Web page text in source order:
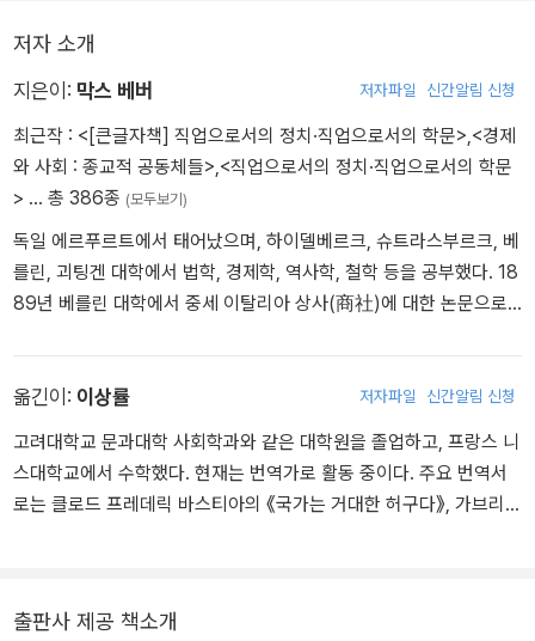
저자 소개
지은이: 막스 베버 저자파일 신간알림 신청
최근작 : <[큰글자책] 직업으로서의 정치·직업으로서의 학문>,<경제
와 사회 : 종교적 공동체들>,<직업으로서의 정치·직업으로서의 학문
> … 총 386종 (모두보기)
독일 에르푸르트에서 태어났으며, 하이델베르크, 슈트라스부르크, 베
를린, 괴팅겐 대학에서 법학, 경제학, 역사학, 철학 등을 공부했다. 18
89년 베를린 대학에서 중세 이탈리아 상사(商社)에 대한 논문으로
생의 지적 반려자인 마리안네 슈니트거와 결혼했다. 1894년에 프라
이부르크 대학의 경제학 및 재정학 정교수로 초빙되었다. 1897년에
는 하이델베르크 대학의 경제학 및 재정학 정교수로 초빙되었으나,
얼마 후 심한 정신적 질환을 앓게 되어 1903년 10월 대학에서 물러
나 명예교수가 되었다. 1904년 베르너 좀바르트 및 에드가 야페와
을 때 회계 담당 이사가 되었다. 또한 같은 해에 방대한 사회과학 총서
옮긴이: 이상률 저자파일 신간알림 신청
고려대학교 문과대학 사회학과와 같은 대학원을 졸업하고, 프랑스 니
스대학교에서 수학했다. 현재는 번역가로 활동 중이다. 주요 번역서
로는 클로드 프레데릭 바스티아의 《국가는 거대한 허구다》, 가브리엘
쟁과 자본주의》,《사치와 자본주의》, 칼 뢰비트의 《베버와 마르크스》,
출판사 제공 책소개